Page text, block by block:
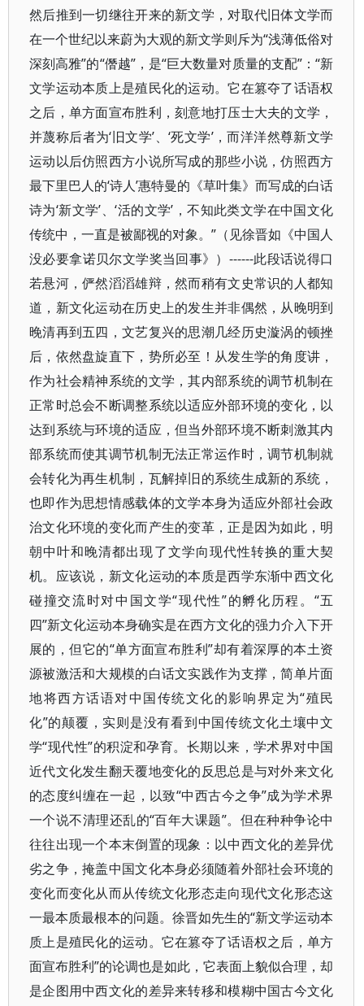
然后推到一切继往开来的新文学，对取代旧体文学而
在一个世纪以来蔚为大观的新文学则斥为“浅薄低俗对
深刻高雅”的“僭越”，是“巨大数量对质量的支配”：“新
文学运动本质上是殖民化的运动。它在篡夺了话语权
之后，单方面宣布胜利，刻意地打压士大夫的文学，
并蔑称后者为‘旧文学’、‘死文学’，而洋洋然尊新文学
运动以后仿照西方小说所写成的那些小说，仿照西方
最下里巴人的‘诗人’惠特曼的《草叶集》而写成的白话
诗为‘新文学’、‘活的文学’，不知此类文学在中国文化
传统中，一直是被鄙视的对象。”（见徐晋如《中国人
没必要拿诺贝尔文学奖当回事》）------此段话说得口
若悬河，俨然滔滔雄辩，然而稍有文史常识的人都知
道，新文化运动在历史上的发生并非偶然，从晚明到
晚清再到五四，文艺复兴的思潮几经历史漩涡的顿挫
后，依然盘旋直下，势所必至！从发生学的角度讲，
作为社会精神系统的文学，其内部系统的调节机制在
正常时总会不断调整系统以适应外部环境的变化，以
达到系统与环境的适应，但当外部环境不断刺激其内
部系统而使其调节机制无法正常运作时，调节机制就
会转化为再生机制，瓦解掉旧的系统生成新的系统，
也即作为思想情感载体的文学本身为适应外部社会政
治文化环境的变化而产生的变革，正是因为如此，明
朝中叶和晚清都出现了文学向现代性转换的重大契
机。应该说，新文化运动的本质是西学东渐中西文化
碰撞交流时对中国文学“现代性”的孵化历程。“五
四”新文化运动本身确实是在西方文化的强力介入下开
展的，但它的“单方面宣布胜利”却有着深厚的本土资
源被激活和大规模的白话文实践作为支撑，简单片面
地将西方话语对中国传统文化的影响界定为“殖民
化”的颠覆，实则是没有看到中国传统文化土壤中文
学“现代性”的积淀和孕育。长期以来，学术界对中国
近代文化发生翻天覆地变化的反思总是与对外来文化
的态度纠缠在一起，以致“中西古今之争”成为学术界
一个说不清理还乱的“百年大课题”。但在种种争论中
往往出现一个本末倒置的现象：以中西文化的差异优
劣之争，掩盖中国文化本身必须随着外部社会环境的
变化而变化从而从传统文化形态走向现代文化形态这
一最本质最根本的问题。徐晋如先生的“新文学运动本
质上是殖民化的运动。它在篡夺了话语权之后，单方
面宣布胜利”的论调也是如此，它表面上貌似合理，却
是企图用中西文化的差异来转移和模糊中国古今文化